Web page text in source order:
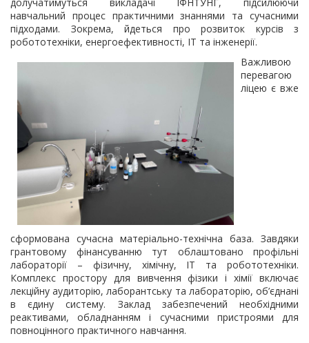
навчальний процес практичними знаннями та сучасними
підходами. Зокрема, йдеться про розвиток курсів з
робототехніки, енергоефективності, ІТ та інженерії.
Важливою
перевагою
ліцею є вже
сформована сучасна матеріально-технічна база. Завдяки
грантовому фінансуванню тут облаштовано профільні
лабораторії – фізичну, хімічну, ІТ та робототехніки.
Комплекс простору для вивчення фізики і хімії включає
лекційну аудиторію, лаборантську та лабораторію, об’єднані
в єдину систему. Заклад забезпечений необхідними
реактивами, обладнанням і сучасними пристроями для
повноцінного практичного навчання.